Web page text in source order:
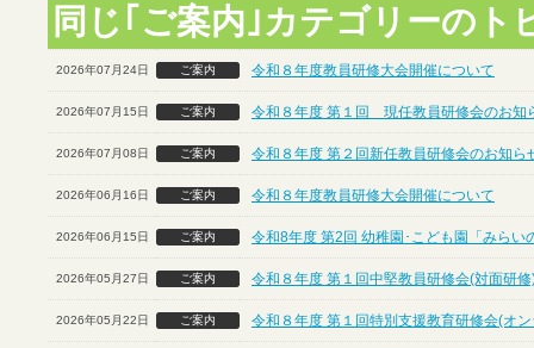
同じ｢ご案内｣カテゴリーのト
2026年07月24日 ご案内 令和８年度教員研修大会開催について
2026年07月15日 ご案内 令和８年度 第１回 現任教員研修会のお知
2026年07月08日 ご案内 令和８年度 第２回新任教員研修会のお知ら
2026年06月16日 ご案内 令和８年度教員研修大会開催について
2026年06月15日 ご案内 令和8年度 第2回 幼稚園･こども園「みらい
2026年05月27日 ご案内 令和８年度 第１回中堅教員研修会(対面研修
2026年05月22日 ご案内 令和８年度 第１回特別支援教育研修会(オ